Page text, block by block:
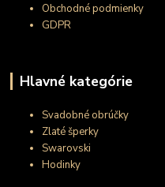
Obchodné podmienky
GDPR
Hlavné kategórie
Svadobné obrúčky
Zlaté šperky
Swarovski
Hodinky